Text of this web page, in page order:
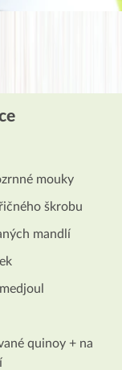
mouky
škrobu
mandlí
quinoy + na